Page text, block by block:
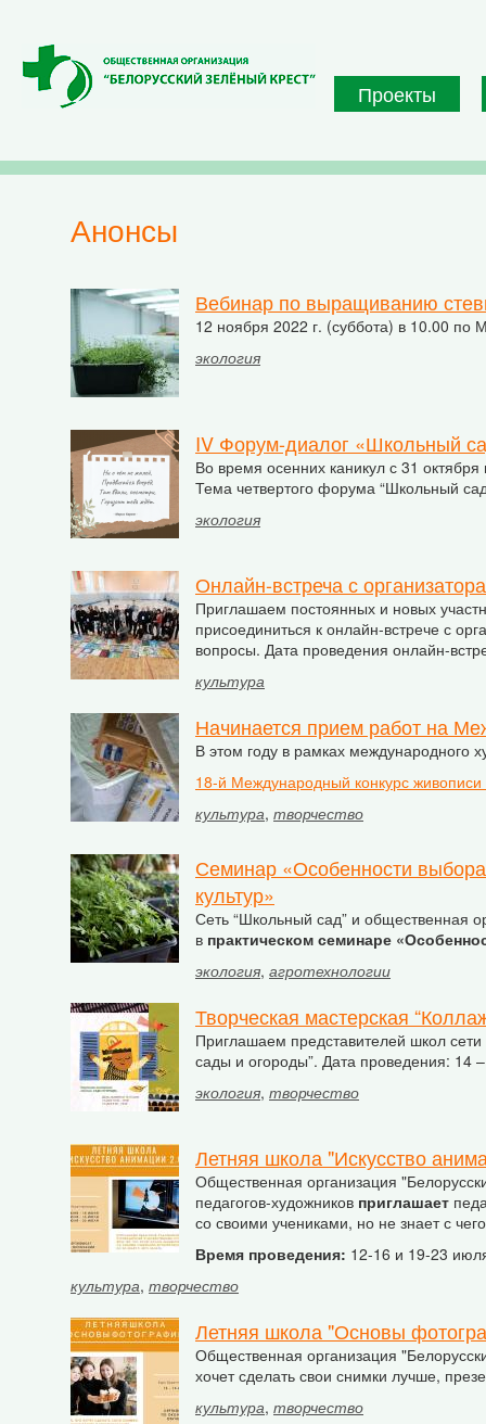
Проекты
Анонсы
Вебинар по выращиванию
12 ноября 2022 г. (суббота) в 10.00
экология
IV Форум-диалог «Школьный
Во время осенних каникул с 31
Тема четвертого форума “Школьный
экология
Онлайн-встреча с
Приглашаем постоянных и новых
присоединиться к онлайн-встрече с
вопросы. Дата проведения онлайн-
культура
Начинается прием работ на
В этом году в рамках международного
18-й Международный конкурс
культура, творчество
Семинар «Особенности
культур»
Сеть “Школьный сад” и общественная
в практическом семинаре
экология, агротехнологии
Творческая мастерская
Приглашаем представителей школ сети
сады и огороды”. Дата проведения: 14
экология, творчество
Летняя школа "Искусство
Общественная организация
педагогов-художников приглашает
со своими учениками, но не знает с
Время проведения: 12-16 и 19-23
культура, творчество
Летняя школа "Основы
Общественная организация
хочет сделать свои снимки лучше,
культура, творчество